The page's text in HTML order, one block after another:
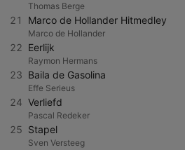
Thomas Berge
21 Marco de Hollander Hitmedley
Marco de Hollander
22 Eerlijk
Raymon Hermans
23 Baila de Gasolina
Effe Serieus
24 Verliefd
Pascal Redeker
25 Stapel
Sven Versteeg